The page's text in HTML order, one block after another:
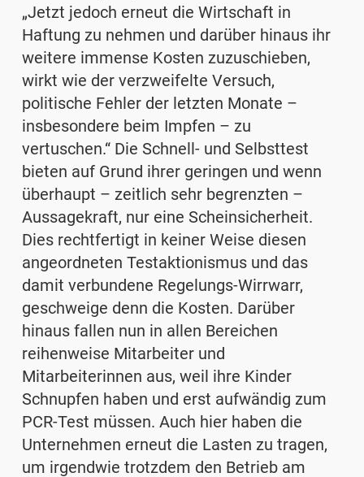
„Jetzt jedoch erneut die Wirtschaft in
Haftung zu nehmen und darüber hinaus ihr
weitere immense Kosten zuzuschieben,
wirkt wie der verzweifelte Versuch,
politische Fehler der letzten Monate –
insbesondere beim Impfen – zu
vertuschen.“ Die Schnell- und Selbsttest
bieten auf Grund ihrer geringen und wenn
überhaupt – zeitlich sehr begrenzten –
Aussagekraft, nur eine Scheinsicherheit.
Dies rechtfertigt in keiner Weise diesen
angeordneten Testaktionismus und das
damit verbundene Regelungs-Wirrwarr,
geschweige denn die Kosten. Darüber
hinaus fallen nun in allen Bereichen
reihenweise Mitarbeiter und
Mitarbeiterinnen aus, weil ihre Kinder
Schnupfen haben und erst aufwändig zum
PCR-Test müssen. Auch hier haben die
Unternehmen erneut die Lasten zu tragen,
um irgendwie trotzdem den Betrieb am